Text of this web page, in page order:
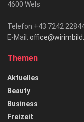
4600 Wels
Telefon +43 7242
E-Mail:
Themen
Aktuelles
Beauty
Business
Freizeit